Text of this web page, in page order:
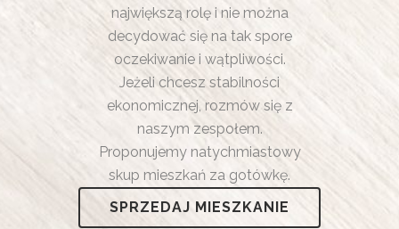
największą rolę i nie można
decydować się na tak spore
oczekiwanie i wątpliwości.
Jeżeli chcesz stabilności
ekonomicznej, rozmów się z
naszym zespołem.
Proponujemy natychmiastowy
skup mieszkań za gotówkę.
SPRZEDAJ MIESZKANIE